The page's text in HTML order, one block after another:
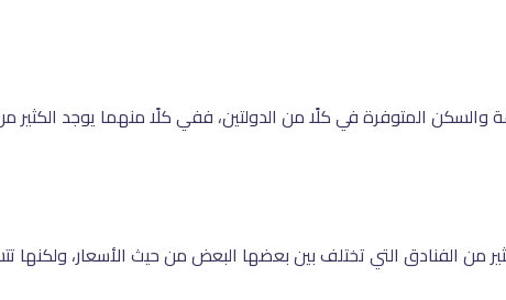
والسكن المتوفرة في كلًا من الدولتين، ففي كلًا منهما يوجد الكثير
من الفنادق التي تختلف بين بعضها البعض من حيث الأسعار،